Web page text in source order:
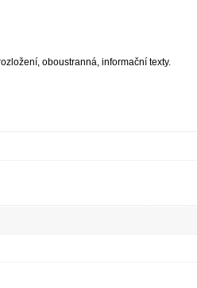
oboustranná, informační texty.